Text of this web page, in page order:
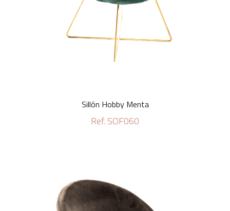
Sillón Hobby Menta
Ref. SOF060